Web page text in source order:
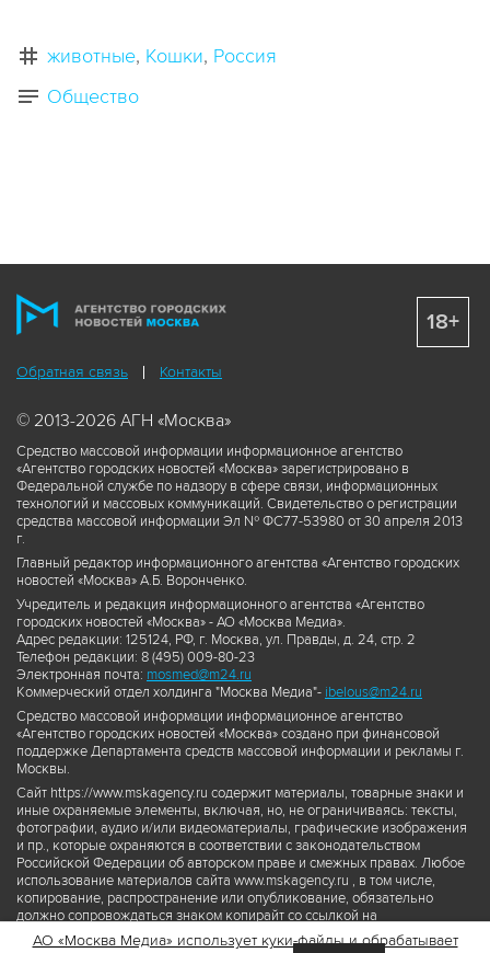
животные Кошки Россия
Общество
Обратная связь Контакты
© 2013-2026 АГН «Москва»
Средство массовой информации информационное агентство
«Агентство городских новостей «Москва» зарегистрировано в
Федеральной службе по надзору в сфере связи, информационных
технологий и массовых коммуникаций. Свидетельство о регистрации
средства массовой информации Эл № ФС77-53980 от 30 апреля 2013
г.
Главный редактор информационного агентства «Агентство городских
новостей «Москва» А.Б. Воронченко.
Учредитель и редакция информационного агентства «Агентство
городских новостей «Москва» - АО «Москва Медиа».
Адрес редакции: 125124, РФ, г. Москва, ул. Правды, д. 24, стр. 2
Телефон редакции: 8 (495) 009-80-23
Электронная почта: mosmed@m24.ru
Коммерческий отдел холдинга "Москва Медиа"- ibelous@m24.ru
Средство массовой информации информационное агентство
«Агентство городских новостей «Москва» создано при финансовой
поддержке Департамента средств массовой информации и рекламы г.
Москвы.
Сайт https://www.mskagency.ru содержит материалы, товарные знаки и
иные охраняемые элементы, включая, но, не ограничиваясь: тексты,
фотографии, аудио и/или видеоматериалы, графические изображения
и пр., которые охраняются в соответствии с законодательством
Российской Федерации об авторском праве и смежных правах. Любое
использование материалов сайта www.mskagency.ru , в том числе,
копирование, распространение или опубликование, обязательно
должно сопровождаться знаком копирайт со ссылкой на
правообладателя © АО «Москва Медиа», а также гиперссылкой на сайт
18+
АО «Москва Медиа» использует куки-файлы и обрабатывает